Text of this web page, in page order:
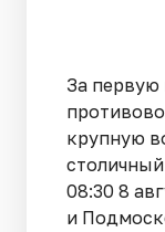
За первую
крупную
08:30 8
и